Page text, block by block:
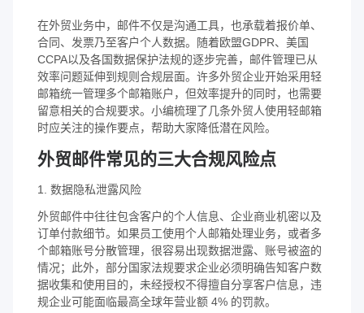
在外贸业务中，邮件不仅是沟通工具，也承载着报价单、
合同、发票乃至客户个人数据。随着欧盟GDPR、美国
CCPA以及各国数据保护法规的逐步完善，邮件管理已从
效率问题延伸到规则合规层面。许多外贸企业开始采用轻
邮箱统一管理多个邮箱账户，但效率提升的同时，也需要
留意相关的合规要求。小编梳理了几条外贸人使用轻邮箱
时应关注的操作要点，帮助大家降低潜在风险。
外贸邮件常见的三大合规风险点
1. 数据隐私泄露风险
外贸邮件中往往包含客户的个人信息、企业商业机密以及
订单付款细节。如果员工使用个人邮箱处理业务，或者多
个邮箱账号分散管理，很容易出现数据泄露、账号被盗的
情况；此外，部分国家法规要求企业必须明确告知客户数
据收集和使用目的，未经授权不得擅自分享客户信息，违
规企业可能面临最高全球年营业额 4% 的罚款。